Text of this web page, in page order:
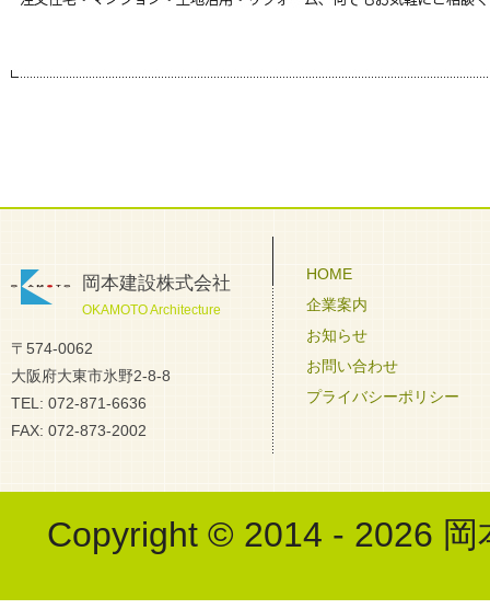
岡本建設株式会社
OKAMOTO Architecture
〒574-0062
大阪府大東市氷野2-8-8
TEL: 072-871-6636
FAX: 072-873-2002
HOME
企業案内
お知らせ
お問い合わせ
プライバシーポリシー
Copyright © 2014 - 2026